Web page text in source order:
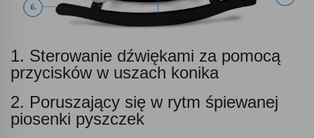
1. Sterowanie dźwiękami za pomocą
przycisków w uszach konika
2. Poruszający się w rytm śpiewanej
piosenki pyszczek